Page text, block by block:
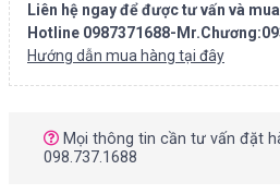
Liên hệ ngay để được tư vấn và
Hotline 0987371688-
Hướng dẫn mua hàng tại đây
Mọi thông tin cần tư vấn đặt
098.737.1688